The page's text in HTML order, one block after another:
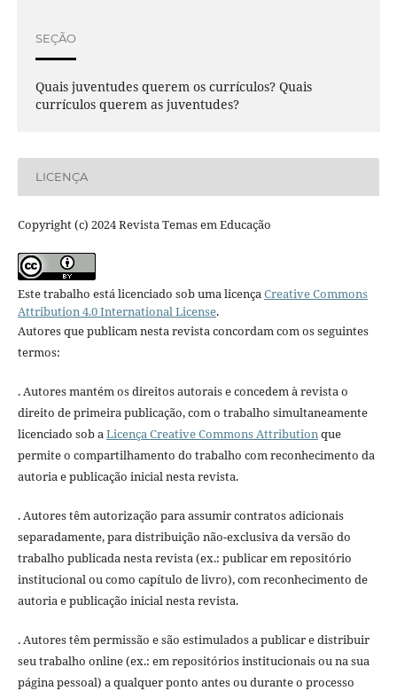
SEÇÃO
Quais juventudes querem os currículos? Quais
currículos querem as juventudes?
LICENÇA
Copyright (c) 2024 Revista Temas em Educação
Este trabalho está licenciado sob uma licençaCreative Commons
Attribution 4.0 International License.
Autores que publicam nesta revista concordam com os seguintes
termos:
. Autores mantém os direitos autorais e concedem à revista o
direito de primeira publicação, com o trabalho simultaneamente
licenciado sob aLicença Creative Commons Attributionque
permite o compartilhamento do trabalho com reconhecimento da
autoria e publicação inicial nesta revista.
. Autores têm autorização para assumir contratos adicionais
separadamente, para distribuição não-exclusiva da versão do
trabalho publicada nesta revista (ex.: publicar em repositório
institucional ou como capítulo de livro), com reconhecimento de
autoria e publicação inicial nesta revista.
. Autores têm permissão e são estimulados a publicar e distribuir
seu trabalho online (ex.: em repositórios institucionais ou na sua
página pessoal) a qualquer ponto antes ou durante o processo